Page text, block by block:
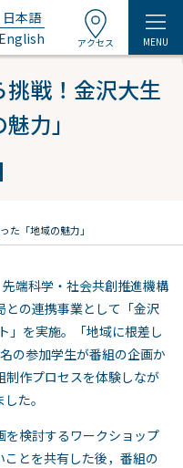
日本語
English
アクセス MENU
戦！金沢大生
力」
た「地域の魅力」
端科学・社会共創推進機構
との連携事業として「金沢
」を実施。「地域に根差し
の参加学生が番組の企画か
制作プロセスを体験しなが
た。
検討するワークショップ
とを共有した後，番組の